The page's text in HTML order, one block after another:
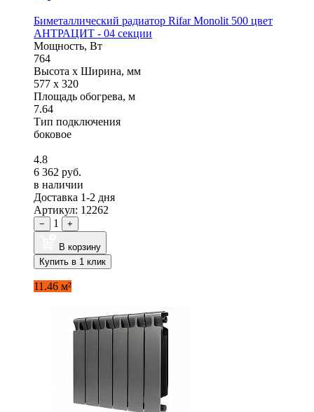
Биметаллический радиатор Rifar Monolit 500 цвет
АНТРАЦИТ - 04 секции
Мощность, Вт
764
Высота x Ширина, мм
577 x 320
Площадь обогрева, м
7.64
Тип подключения
боковое
4.8
6 362 руб.
в наличии
Доставка 1-2 дня
Артикул: 12262
− 1 +
В корзину
Купить в 1 клик
11.46 м²